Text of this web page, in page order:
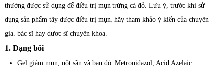
thường được sử dụng để điều trị mụn trứng cá đỏ. Lưu ý, trước khi sử
dụng sản phẩm tây dược điều trị mụn, hãy tham khảo ý kiến của chuyên
gia, bác sĩ hay dược sĩ chuyên khoa.
1. Dạng bôi
Gel giảm mụn, nốt sần và ban đỏ: Metronidazol, Acid Azelaic